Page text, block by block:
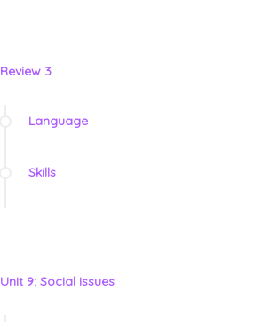
Review 3
Language
Skills
Unit 9: Social issues